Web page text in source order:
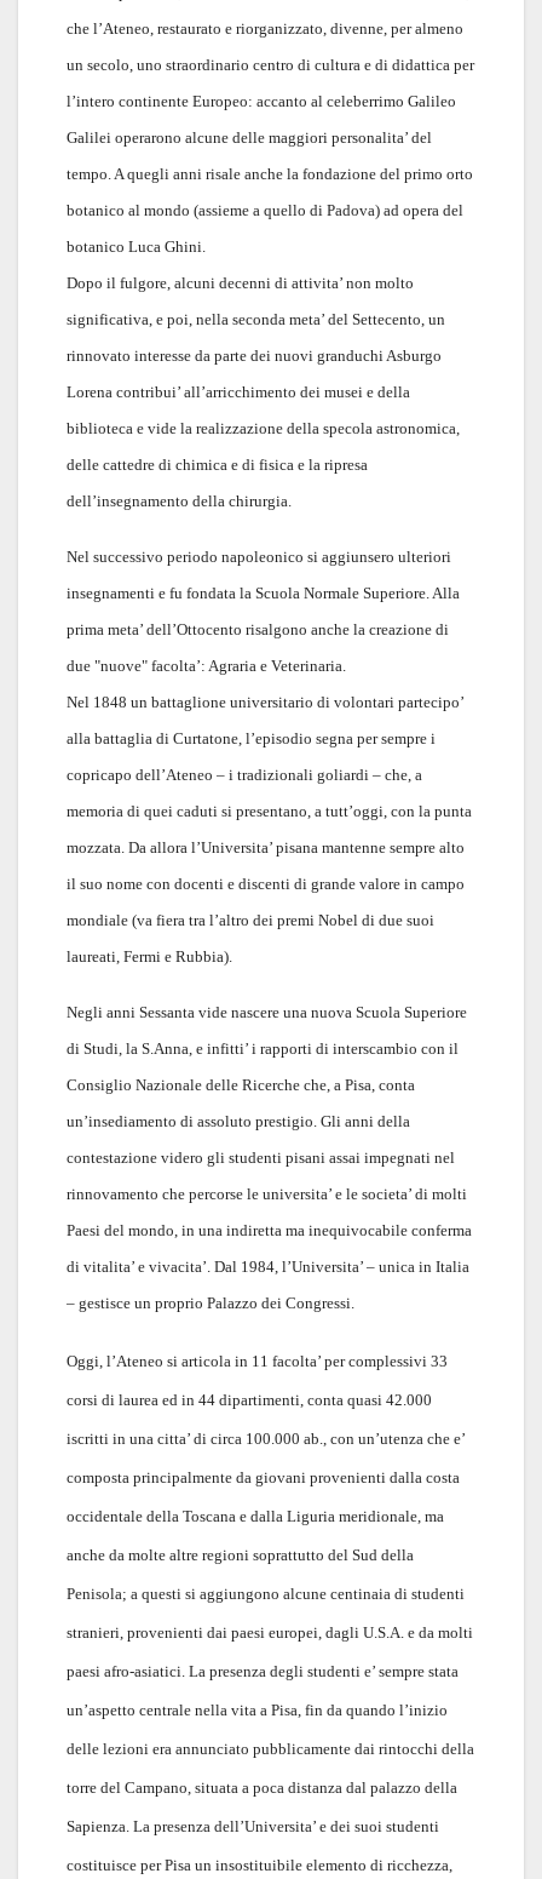
che l’Ateneo, restaurato e riorganizzato, divenne, per almeno
un secolo, uno straordinario centro di cultura e di didattica per
l’intero continente Europeo: accanto al celeberrimo Galileo
Galilei operarono alcune delle maggiori personalita’ del
tempo. A quegli anni risale anche la fondazione del primo orto
botanico al mondo (assieme a quello di Padova) ad opera del
botanico Luca Ghini.
Dopo il fulgore, alcuni decenni di attivita’ non molto
significativa, e poi, nella seconda meta’ del Settecento, un
rinnovato interesse da parte dei nuovi granduchi Asburgo
Lorena contribui’ all’arricchimento dei musei e della
biblioteca e vide la realizzazione della specola astronomica,
delle cattedre di chimica e di fisica e la ripresa
dell’insegnamento della chirurgia.
Nel successivo periodo napoleonico si aggiunsero ulteriori
insegnamenti e fu fondata la Scuola Normale Superiore. Alla
prima meta’ dell’Ottocento risalgono anche la creazione di
due "nuove" facolta’: Agraria e Veterinaria.
Nel 1848 un battaglione universitario di volontari partecipo’
alla battaglia di Curtatone, l’episodio segna per sempre i
copricapo dell’Ateneo – i tradizionali goliardi – che, a
memoria di quei caduti si presentano, a tutt’oggi, con la punta
mozzata. Da allora l’Universita’ pisana mantenne sempre alto
il suo nome con docenti e discenti di grande valore in campo
mondiale (va fiera tra l’altro dei premi Nobel di due suoi
laureati, Fermi e Rubbia).
Negli anni Sessanta vide nascere una nuova Scuola Superiore
di Studi, la S.Anna, e infitti’ i rapporti di interscambio con il
Consiglio Nazionale delle Ricerche che, a Pisa, conta
un’insediamento di assoluto prestigio. Gli anni della
contestazione videro gli studenti pisani assai impegnati nel
rinnovamento che percorse le universita’ e le societa’ di molti
Paesi del mondo, in una indiretta ma inequivocabile conferma
di vitalita’ e vivacita’. Dal 1984, l’Universita’ – unica in Italia
– gestisce un proprio Palazzo dei Congressi.
Oggi, l’Ateneo si articola in 11 facolta’ per complessivi 33
corsi di laurea ed in 44 dipartimenti, conta quasi 42.000
iscritti in una citta’ di circa 100.000 ab., con un’utenza che e’
composta principalmente da giovani provenienti dalla costa
occidentale della Toscana e dalla Liguria meridionale, ma
anche da molte altre regioni soprattutto del Sud della
Penisola; a questi si aggiungono alcune centinaia di studenti
stranieri, provenienti dai paesi europei, dagli U.S.A. e da molti
paesi afro-asiatici. La presenza degli studenti e’ sempre stata
un’aspetto centrale nella vita a Pisa, fin da quando l’inizio
delle lezioni era annunciato pubblicamente dai rintocchi della
torre del Campano, situata a poca distanza dal palazzo della
Sapienza. La presenza dell’Universita’ e dei suoi studenti
costituisce per Pisa un insostituibile elemento di ricchezza,